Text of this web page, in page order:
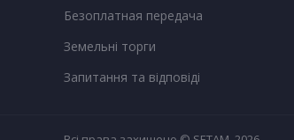
Безоплатная передача
Земельні торги
Запитання та відповіді